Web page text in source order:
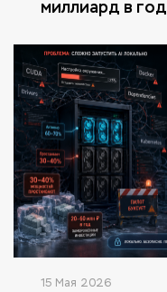
миллиард в год
15 Мая 2026